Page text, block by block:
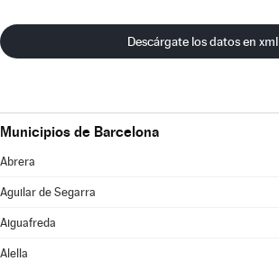
Descárgate los datos en xml
Municipios de Barcelona
Abrera
Aguilar de Segarra
Aiguafreda
Alella